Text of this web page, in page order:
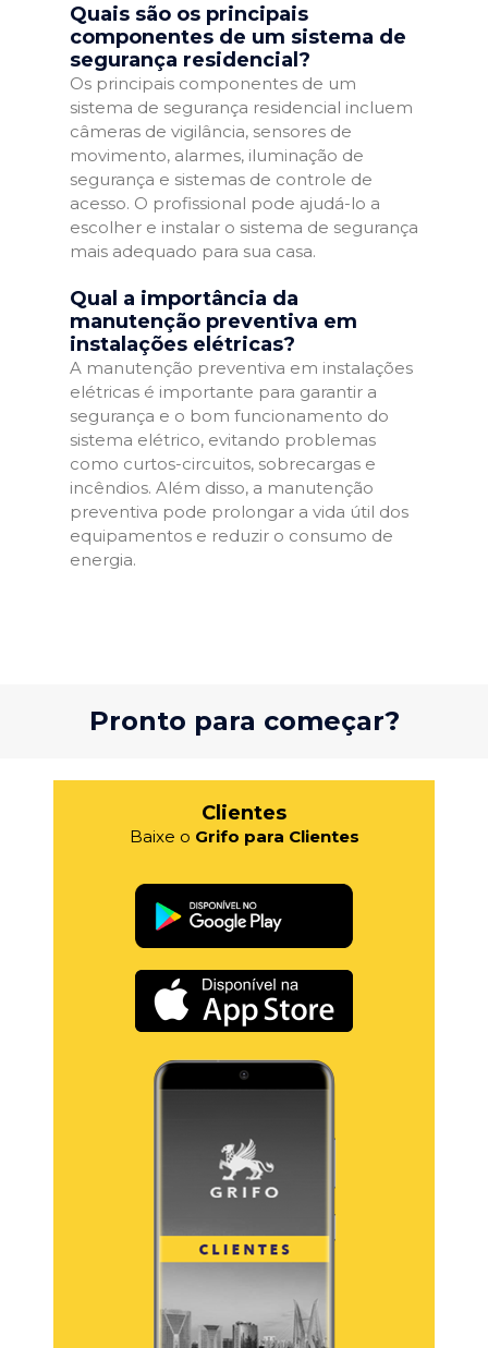
Quais são os principais
componentes de um sistema de
segurança residencial?
Os principais componentes de um
sistema de segurança residencial incluem
câmeras de vigilância, sensores de
movimento, alarmes, iluminação de
segurança e sistemas de controle de
acesso. O profissional pode ajudá-lo a
escolher e instalar o sistema de segurança
mais adequado para sua casa.
Qual a importância da
manutenção preventiva em
instalações elétricas?
A manutenção preventiva em instalações
elétricas é importante para garantir a
segurança e o bom funcionamento do
sistema elétrico, evitando problemas
como curtos-circuitos, sobrecargas e
incêndios. Além disso, a manutenção
preventiva pode prolongar a vida útil dos
equipamentos e reduzir o consumo de
energia.
Pronto para começar?
Clientes
Baixe o Grifo para Clientes